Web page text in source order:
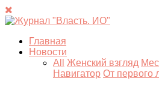
Главная
Новости
All
Женский взгляд
Навигатор От первого